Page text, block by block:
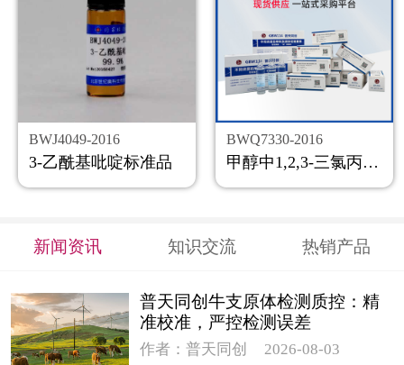
BWJ4049-2016
3-乙酰基吡啶标准品
BWQ7330-2016
甲醇中1,2,3-三氯丙烷溶液标准物质
新闻资讯 知识交流 热销产品
普天同创牛支原体检测质控：精
准校准，严控检测误差
作者：普天同创
2026-08-03